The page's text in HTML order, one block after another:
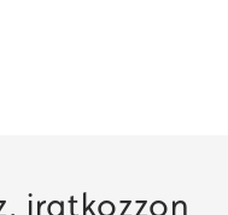
iratkozzon